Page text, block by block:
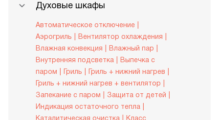
Духовые шкафы
Автоматическое отключение
Аэрогриль
Вентилятор охлаждения
Влажная конвекция
Влажный пар
Внутренняя подсветка
Выпечка с
паром
Гриль
Гриль + нижний нагрев
Гриль + нижний нагрев + вентилятор
Запекание с паром
Защита от детей
Индикация остаточного тепла
Каталитическая очистка
Класс